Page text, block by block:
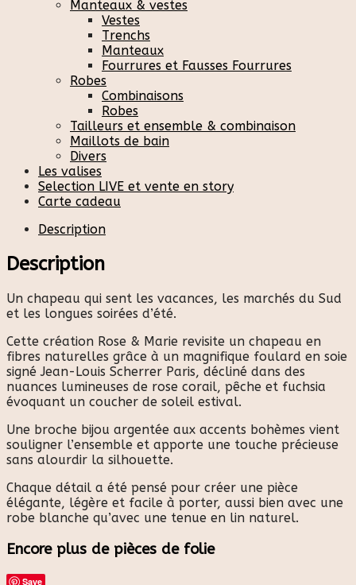
Manteaux & vestes
Vestes
Trenchs
Manteaux
Fourrures et Fausses Fourrures
Robes
Combinaisons
Robes
Tailleurs et ensemble & combinaison
Maillots de bain
Divers
Les valises
Selection LIVE et vente en story
Carte cadeau
Description
Description
Un chapeau qui sent les vacances, les marchés du Sud
et les longues soirées d’été.
Cette création Rose & Marie revisite un chapeau en
fibres naturelles grâce à un magnifique foulard en soie
signé Jean-Louis Scherrer Paris, décliné dans des
nuances lumineuses de rose corail, pêche et fuchsia
évoquant un coucher de soleil estival.
Une broche bijou argentée aux accents bohèmes vient
souligner l’ensemble et apporte une touche précieuse
sans alourdir la silhouette.
Chaque détail a été pensé pour créer une pièce
élégante, légère et facile à porter, aussi bien avec une
robe blanche qu’avec une tenue en lin naturel.
Encore plus de pièces de folie
Save